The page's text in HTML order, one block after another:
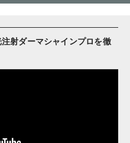
射ダーマシャインプロを徹